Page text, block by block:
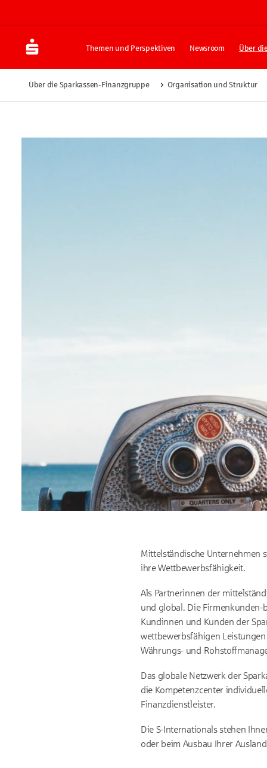
Themen und Perspektiven Newsroom Über
Über die Sparkassen-Finanzgruppe Organisation und Struktur
Mittelständische Unternehmen
ihre Wettbewerbsfähigkeit.
Als Partnerinnen der
und global. Die
Kundinnen und Kunden der
wettbewerbsfähigen
Währungs- und
Das globale Netzwerk der
die Kompetenzcenter
Finanzdienstleister.
Die S-Internationals stehen
oder beim Ausbau Ihrer